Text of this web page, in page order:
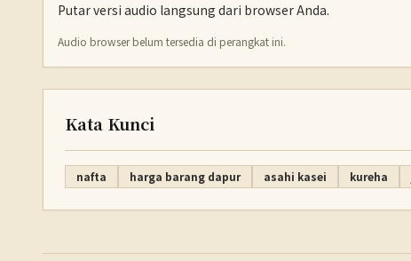
Putar versi audio langsung dari browser Anda.
Audio browser belum tersedia di perangkat ini.
Kata Kunci
nafta harga barang dapur asahi kasei kureha